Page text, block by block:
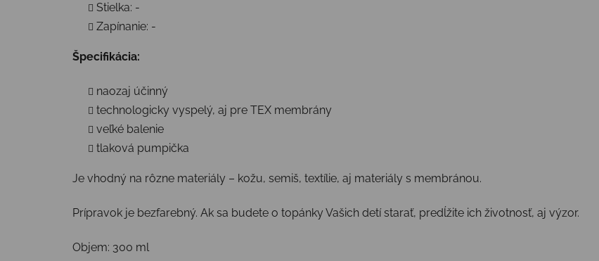
Stielka: -
Zapínanie: -
Špecifikácia:
naozaj účinný
technologicky vyspelý, aj pre TEX membrány
veľké balenie
tlaková pumpička
Je vhodný na rôzne materiály – kožu, semiš, textílie, aj materiály s membránou.
Prípravok je bezfarebný. Ak sa budete o topánky Vašich detí starať, predĺžite ich životnosť, aj výzor.
Objem: 300 ml